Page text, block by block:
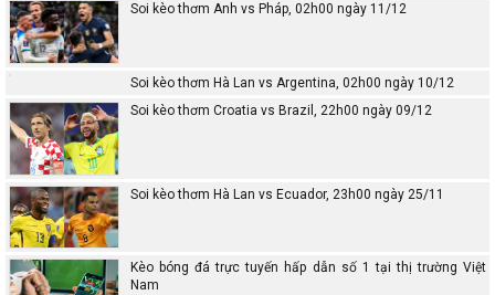
Soi kèo thơm Anh vs Pháp, 02h00 ngày 11/12
Soi kèo thơm Hà Lan vs Argentina, 02h00 ngày 10/12
Soi kèo thơm Croatia vs Brazil, 22h00 ngày 09/12
Soi kèo thơm Hà Lan vs Ecuador, 23h00 ngày 25/11
Kèo bóng đá trực tuyến hấp dẫn số 1 tại thị trường Việt
Nam